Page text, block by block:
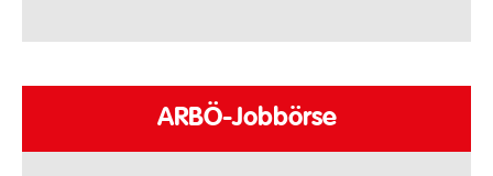
ARBÖ-Jobbörse